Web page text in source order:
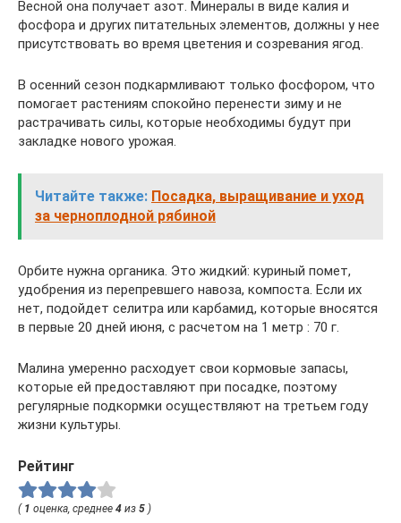
Весной она получает азот. Минералы в виде калия и
фосфора и других питательных элементов, должны у нее
присутствовать во время цветения и созревания ягод.
В осенний сезон подкармливают только фосфором, что
помогает растениям спокойно перенести зиму и не
растрачивать силы, которые необходимы будут при
закладке нового урожая.
Читайте также: Посадка, выращивание и уход
за черноплодной рябиной
Орбите нужна органика. Это жидкий: куриный помет,
удобрения из перепревшего навоза, компоста. Если их
нет, подойдет селитра или карбамид, которые вносятся
в первые 20 дней июня, с расчетом на 1 метр : 70 г.
Малина умеренно расходует свои кормовые запасы,
которые ей предоставляют при посадке, поэтому
регулярные подкормки осуществляют на третьем году
жизни культуры.
Рейтинг
( 1 оценка, среднее 4 из 5 )